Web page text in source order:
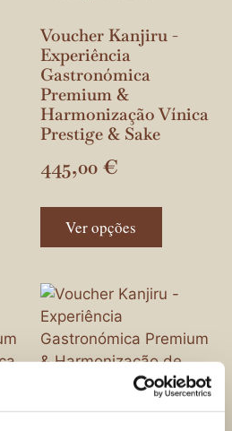
Voucher Kanjiru -
Experiência
Gastronómica
Premium &
Harmonização Vínica
Prestige & Sake
445,00 €
Ver opções